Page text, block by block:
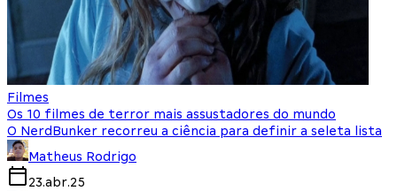
Filmes
Os 10 filmes de terror mais assustadores do mundo
O NerdBunker recorreu a ciência para definir a seleta lista
Matheus Rodrigo
23.abr.25